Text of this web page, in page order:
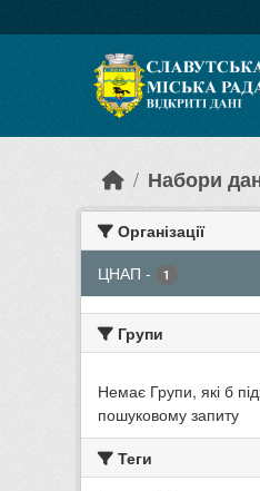
Набори
Організації
ЦНАП - 1
Групи
Немає Групи, які б
пошуковому запиту
Теги